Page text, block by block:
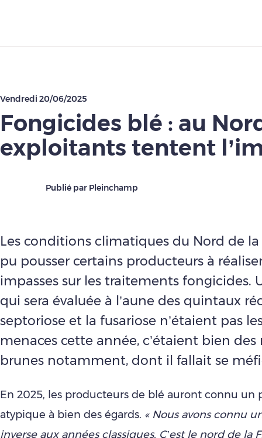
Vendredi 20/06/2025
Fongicides blé : au
exploitants tentent
Publié par Pleinchamp
Les conditions climatiques du Nord de
pu pousser certains producteurs à
impasses sur les traitements fongicides.
qui sera évaluée à l’aune des quintaux
septoriose et la fusariose n’étaient pas
menaces cette année, c’étaient bien des
brunes notamment, dont il fallait se
En 2025, les producteurs de blé auront connu un
atypique à bien des égards. « Nous avons connu
inverse aux années classiques. C’est le nord de la